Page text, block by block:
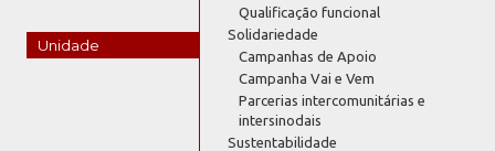
Unidade
Qualificação funcional
Solidariedade
Campanhas de Apoio
Campanha Vai e Vem
Parcerias intercomunitárias e
intersinodais
Sustentabilidade